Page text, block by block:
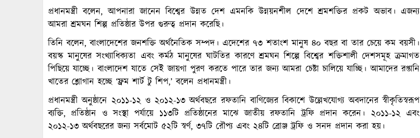
প্রধানমন্ত্রী বলেন, আপনারা জানেন বিশ্বের উন্নত দেশ এমনকি উন্নয়নশীল দেশে শ্রমশক্তির প্রকট অভাব। এজন্য
আমরা শ্রমঘন শিল্প প্রতিষ্ঠার উপর গুরুত্ব প্রদান করেছি।
তিনি বলেন, বাংলাদেশের জনশক্তি অর্থনৈতিক সম্পদ। এদেশের ৭৩ শতাংশ মানুষ ৪০ বছর বা তার চেয়ে কম বয়সী।
বয়স্ক মানুষের সংখ্যাধিক্যতা এবং কর্মঠ মানুষের ঘাটতির কারণে শ্রমঘন শিল্পে বিশ্বের শক্তিশালী দেশসমূহ ক্রমাগত
পিছিয়ে যাচ্ছে। বাংলাদেশ যাতে সেই জায়গা পুরণ করতে পারে তার জন্য আমরা চেষ্টা চালিয়ে যাচ্ছি। আমাদের রপ্তানি
খাতের শ্লোগান হচ্ছে ‘ফ্রম শার্ট টু শিপ,’ বলেন প্রধানমন্ত্রী।
প্রধানমন্ত্রী অনুষ্ঠানে ২০১১-১২ ও ২০১২-১৩ অর্থবছরে রফতানি বাণিজ্যের বিকাশে উল্লেখযোগ্য অবদানের স্বীকৃতিস্বরূপ
ব্যক্তি, প্রতিষ্ঠান ও সংস্থা পর্যায়ে ১১৩টি প্রতিষ্ঠানের মাঝে জাতীয় রফতানি ট্রফি প্রদান করেন। ২০১১-১২ এবং
২০১২-১৩ অর্থবছরের জন্য সর্বমোট ৫২টি স্বর্ণ, ৩৭টি রৌপ্য এবং ২৪টি ব্রোঞ্জ ট্রফি ও সনদ প্রদান করা হয়।